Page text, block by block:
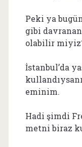
Peki ya
gibi
olabilir
İstanbul’da
eminim.
Hadi şimdi
metni biraz